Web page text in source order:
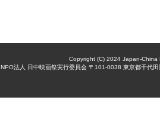
Copyright (C) 2024 Japan-China
NPO法人 日中映画祭実行委員会 〒101-0038 東京都千代